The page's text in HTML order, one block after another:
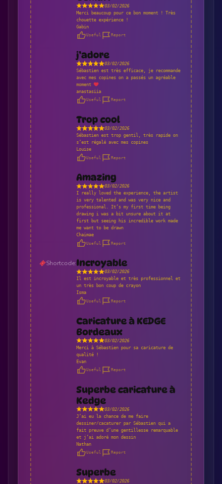
Shortcode:
03/02/2026
Merci beaucoup pour ce bon moment ! Très
chouette expérience !
Gabin
Useful Report
j’adore
03/02/2026
Sébastien est très efficace, je recommande
avec mes copines on a passés un agréable
moment
anastasiia
Useful Report
Trop cool
03/02/2026
Sébastien est trop gentil, très rapide on
s’est régalé avec mes copines
Louise
Useful Report
Amazing
03/02/2026
I really loved the experience, the artist
is very talented and was very nice and
professional. It’s my first time being
drawing i was a bit unsure about it at
first but seeing his incredible work made
me want to be drawn
Chaimae
Useful Report
Incroyable
03/02/2026
Il est incroyable et très professionnel et
un très bon coup de crayon
Isma
Useful Report
Caricature à KEDGE
Bordeaux
03/02/2026
Merci à Sébastien pour sa caricature de
qualité !
Evan
Useful Report
Superbe caricature à
Kedge
03/02/2026
J’ai eu la chance de me faire
dessiner/cacaturer par Sébastien qui a
fait preuve d’une gentillesse remarquable
et j’ai adoré mon dessin
Nathan
Useful Report
Superbe
03/02/2026